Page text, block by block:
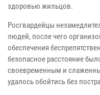
здоровью жильцов.
Росгвардейцы
людей, после чего
обеспечения
безопасное расстояние
своевременным и
удалось обойтись без